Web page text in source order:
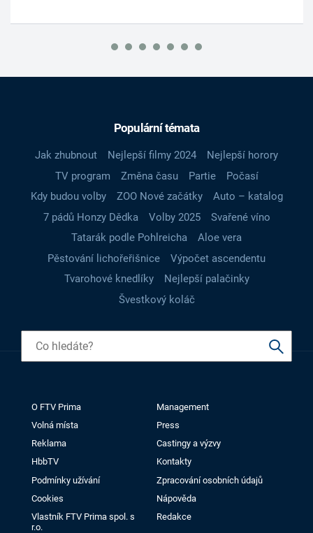
Populární témata
Jak zhubnout Nejlepší filmy 2024
Nejlepší horory
TV program
Změna času Partie
Počasí
Kdy budou volby
ZOO Nové začátky
Auto – katalog
7 pádů Honzy Dědka
Volby 2025
Svařené víno
Tatarák podle Pohlreicha
Aloe vera
Pěstování lichořeřišnice
Výpočet ascendentu
Tvarohové knedlíky
Nejlepší palačinky
Švestkový koláč
O FTV Prima
Management
Volná místa
Press
Reklama
Castingy a výzvy
HbbTV
Kontakty
Podmínky užívání
Zpracování osobních údajů
Cookies
Nápověda
Vlastník FTV Prima spol. s
r.o.
Redakce